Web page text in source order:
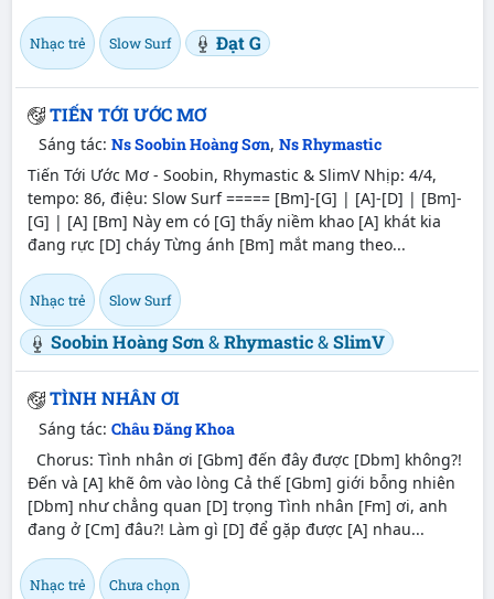
Nhạc trẻ Slow Surf Đạt G
TIẾN TỚI ƯỚC MƠ
Sáng tác: Ns Soobin Hoàng Sơn, Ns Rhymastic
Tiến Tới Ước Mơ - Soobin, Rhymastic & SlimV Nhịp: 4/4,
tempo: 86, điệu: Slow Surf ===== [Bm]-[G] | [A]-[D] | [Bm]-
[G] | [A] [Bm] Này em có [G] thấy niềm khao [A] khát kia
đang rực [D] cháy Từng ánh [Bm] mắt mang theo...
Nhạc trẻ Slow Surf
Soobin Hoàng Sơn&Rhymastic&SlimV
TÌNH NHÂN ƠI
Sáng tác: Châu Đăng Khoa
Chorus: Tình nhân ơi [Gbm] đến đây được [Dbm] không?!
Đến và [A] khẽ ôm vào lòng Cả thế [Gbm] giới bỗng nhiên
[Dbm] như chẳng quan [D] trọng Tình nhân [Fm] ơi, anh
đang ở [Cm] đâu?! Làm gì [D] để gặp được [A] nhau...
Nhạc trẻ Chưa chọn